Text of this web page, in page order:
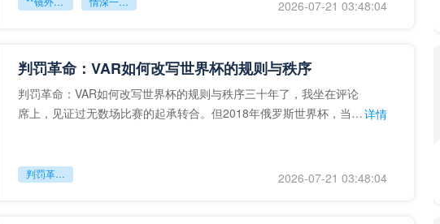
2026-07-21 03:48:04
判罚革命：VAR如何改写世界杯的规则与秩序
判罚革命：VAR如何改写世界杯的规则与秩序三十年了，我坐在评论
席上，见证过无数场比赛的起承转合。但2018年俄罗斯世界杯，当
详情
判罚革命：VAR如何改写世界杯的规则与秩序 2026-07-21 03:48:04